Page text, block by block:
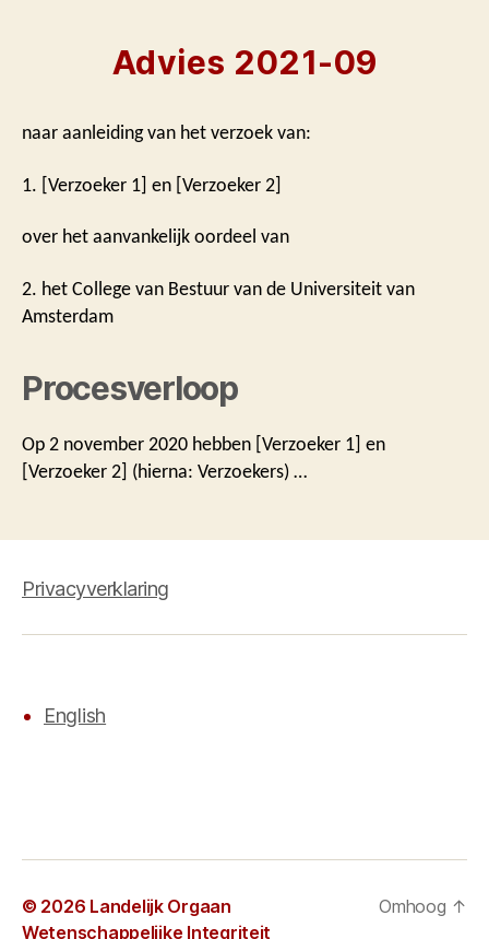
Advies 2021-09
naar aanleiding van het verzoek van:
1. [Verzoeker 1] en [Verzoeker 2]
over het aanvankelijk oordeel van
2. het College van Bestuur van de Universiteit van
Amsterdam
Procesverloop
Op 2 november 2020 hebben [Verzoeker 1] en
[Verzoeker 2] (hierna: Verzoekers) …
Privacyverklaring
English
© 2026 Landelijk Orgaan
Wetenschappelijke Integriteit
Omhoog ↑